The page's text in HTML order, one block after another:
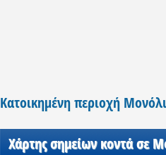
Κατοικημένη περιοχή
Χάρτης σημείων κοντά σε